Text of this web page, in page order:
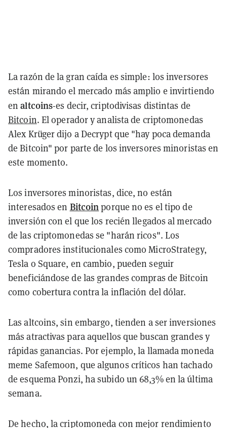
La razón de la gran caída es simple: los inversores
están mirando el mercado más amplio e invirtiendo
enaltcoins-es decir, criptodivisas distintas de
Bitcoin. El operador y analista de criptomonedas
Alex Krüger dijo a Decrypt que "hay poca demanda
de Bitcoin" por parte de los inversores minoristas en
este momento.
Los inversores minoristas, dice, no están
interesados en Bitcoinporque no es el tipo de
inversión con el que los recién llegados al mercado
de las criptomonedas se "harán ricos". Los
compradores institucionales como MicroStrategy,
Tesla o Square, en cambio, pueden seguir
beneficiándose de las grandes compras de Bitcoin
como cobertura contra la inflación del dólar.
Las altcoins, sin embargo, tienden a ser inversiones
más atractivas para aquellos que buscan grandes y
rápidas ganancias. Por ejemplo, la llamada moneda
meme Safemoon, que algunos críticos han tachado
de esquema Ponzi, ha subido un 68,3% en la última
semana.
De hecho, la criptomoneda con mejor rendimiento